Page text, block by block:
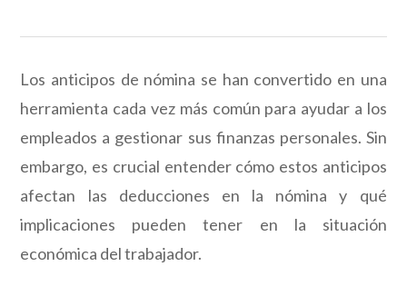
Los anticipos de nómina se han convertido en una
herramienta cada vez más común para ayudar a los
empleados a gestionar sus finanzas personales. Sin
embargo, es crucial entender cómo estos anticipos
afectan las deducciones en la nómina y qué
implicaciones pueden tener en la situación
económica del trabajador.